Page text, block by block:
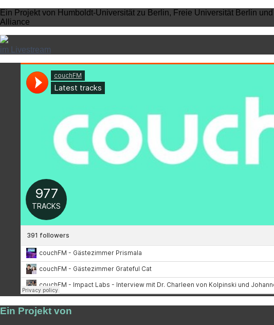
Ein Projekt von Humboldt-Universität zu Berlin, Freie Universität Berlin
Alliance
im Livestream
Ein Projekt von